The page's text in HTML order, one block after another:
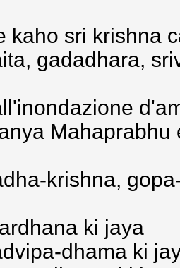
kaho sri krishna
gadadhara,
krishna,
ki jaya
dhama ki